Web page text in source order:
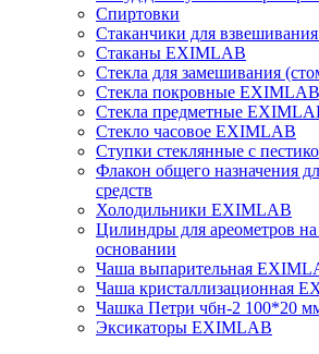
Спиртовки
Стаканчики для
Стаканы EXIMLAB
Стекла для замешивания
Стекла покровные EXIMLAB
Стекла предметные
Стекло часовое EXIMLAB
Ступки стеклянные с
Флакон общего назначения
средств
Холодильники EXIMLAB
Цилиндры для ареометров
основании
Чаша выпарительная
Чаша кристаллизационная
Чашка Петри чбн-2 100*20
Эксикаторы EXIMLAB